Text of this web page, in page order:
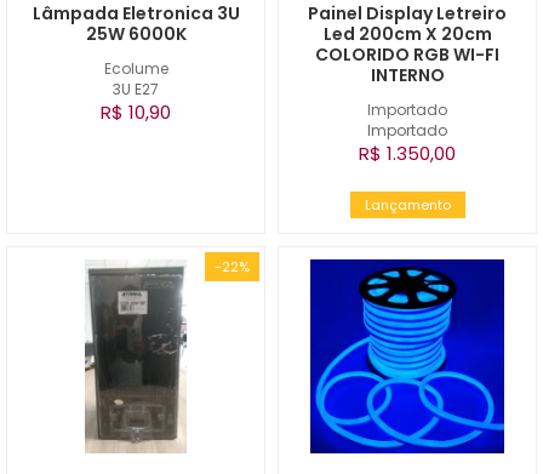
Ecolume
3U E27
Lâmpada Eletronica 3U
25W 6000K
R$ 10,90
Importado
Importado
Painel Display Letreiro
Led 200cm X 20cm
COLORIDO RGB WI-FI
INTERNO
R$ 1.350,00
Lançamento
-22%